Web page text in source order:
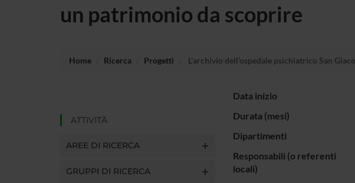
un patrimonio da scoprire
Home Ricerca Progetti L’archivio dell’ospedale psichiatrico San
ATTIVITÀ
AREE DI RICERCA
GRUPPI DI RICERCA
Data inizio
Durata (mesi)
Dipartimenti
Responsabili (o referenti
locali)